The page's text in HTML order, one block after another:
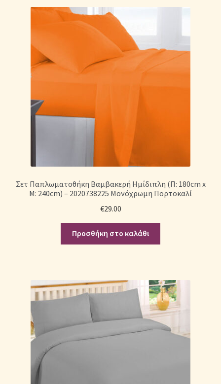
Σετ Παπλωματοθήκη Βαμβακερή Ημίδιπλη (Π: 180cm x
Μ: 240cm) – 2020738225 Μονόχρωμη Πορτοκαλί
€29.00
Προσθήκη στο καλάθι